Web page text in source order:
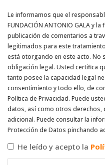
Le informamos que el
FUNDACIÓN ANTONIO GALA y
publicación de comentarios a
legitimados para este
está otorgando en este acto. No
obligación legal. Usted certifica
tanto posee la capacidad legal
consentimiento y todo ello, de
Política de Privacidad. Puede
datos, así como otros derechos,
adicional. Puede consultar la
Protección de Datos pinchando
He leído y acepto la